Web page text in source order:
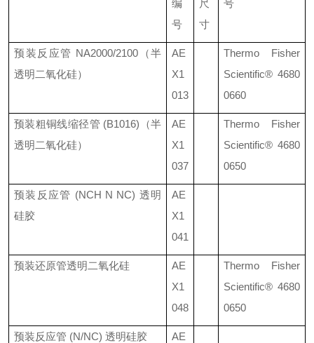
编
号
尺
寸
号
预装反应管 NA2000/2100 （半
透明二氧化硅）
AE
X1
013
Thermo Fisher
Scientific® 4680
0660
预装粗铜线缩径管 (B1016) （半
透明二氧化硅）
AE
X1
037
Thermo Fisher
Scientific® 4680
0650
预装反应管 (NCH N NC) 透明
硅胶
AE
X1
041
预装还原管透明二氧化硅
AE
X1
048
Thermo Fisher
Scientific® 4680
0650
预装反应管 (N/NC) 透明硅胶
AE